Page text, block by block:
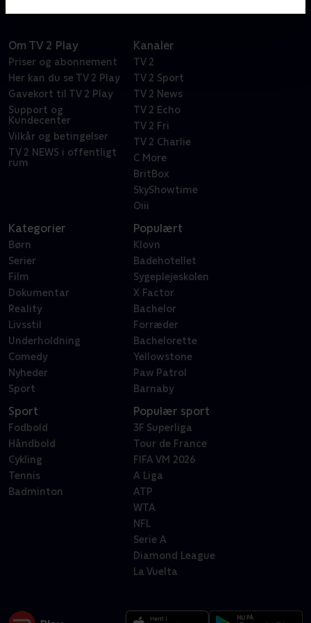
Om TV 2 Play
Priser og abonnement
Her kan du se TV 2 Play
Gavekort til TV 2 Play
Support og
Kundecenter
Vilkår og betingelser
TV 2 NEWS i offentligt
rum
Kanaler
TV 2
TV 2 Sport
TV 2 News
TV 2 Echo
TV 2 Fri
TV 2 Charlie
C More
BritBox
SkyShowtime
Oiii
Kategorier
Børn
Serier
Film
Dokumentar
Reality
Livsstil
Underholdning
Comedy
Nyheder
Sport
Populært
Klovn
Badehotellet
Sygeplejeskolen
X Factor
Bachelor
Forræder
Bachelorette
Yellowstone
Paw Patrol
Barnaby
Sport
Fodbold
Håndbold
Cykling
Tennis
Badminton
Populær sport
3F Superliga
Tour de France
FIFA VM 2026
A Liga
ATP
WTA
NFL
Serie A
Diamond League
La Vuelta